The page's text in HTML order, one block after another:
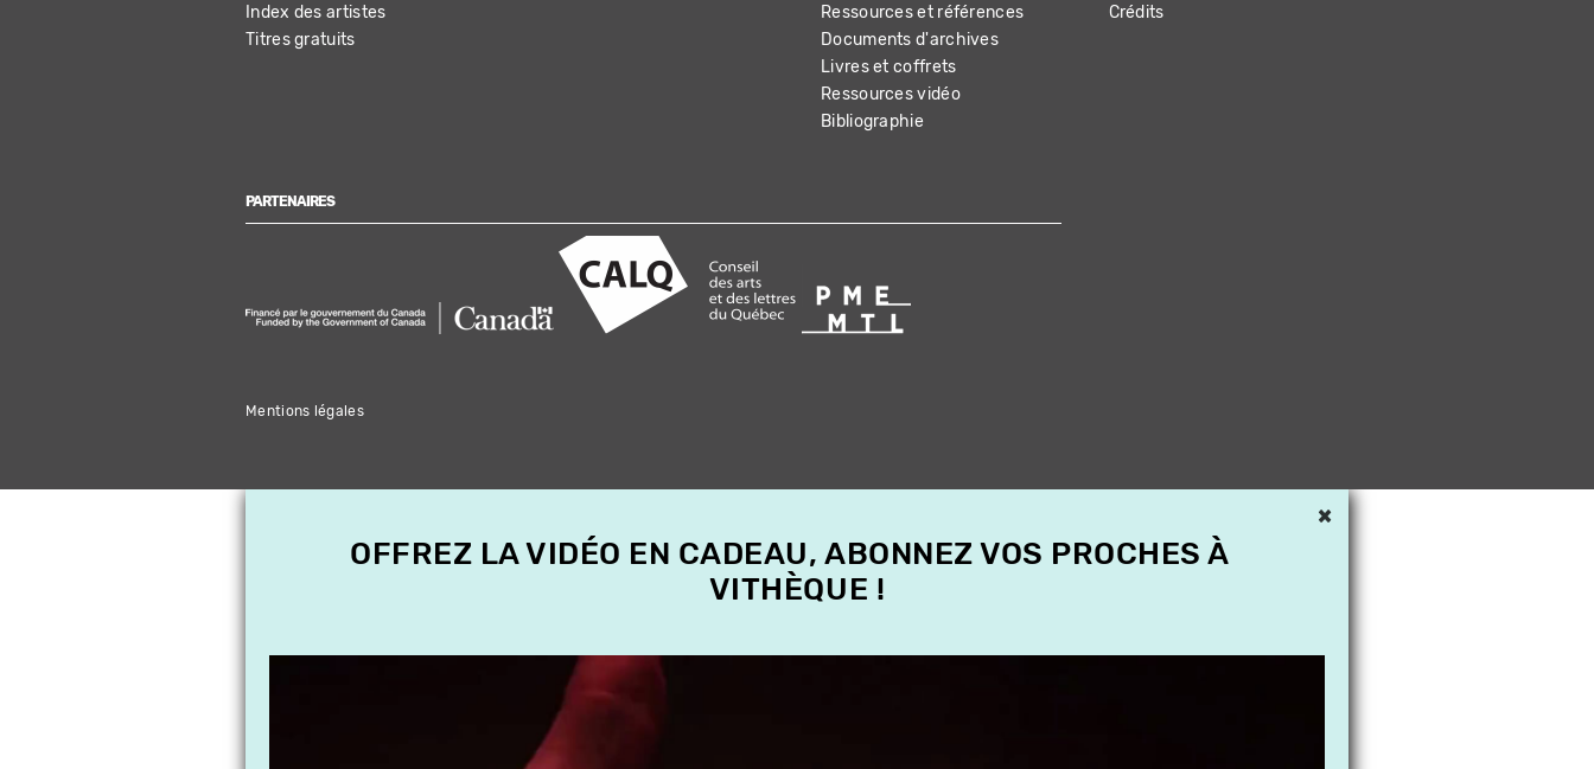
Index des artistes
Titres gratuits
Ressources et références
Documents d'archives
Livres et coffrets
Ressources vidéo
Bibliographie
Crédits
PARTENAIRES
Mentions légales
×
OFFREZ LA VIDÉO EN CADEAU, ABONNEZ VOS PROCHES À
VITHÈQUE !